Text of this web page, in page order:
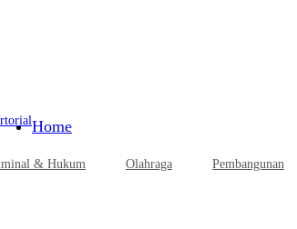
& Hukum Olahraga Pembangunan
Home